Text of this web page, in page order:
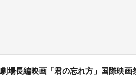
劇場長編映画「君の忘れ方」国際映